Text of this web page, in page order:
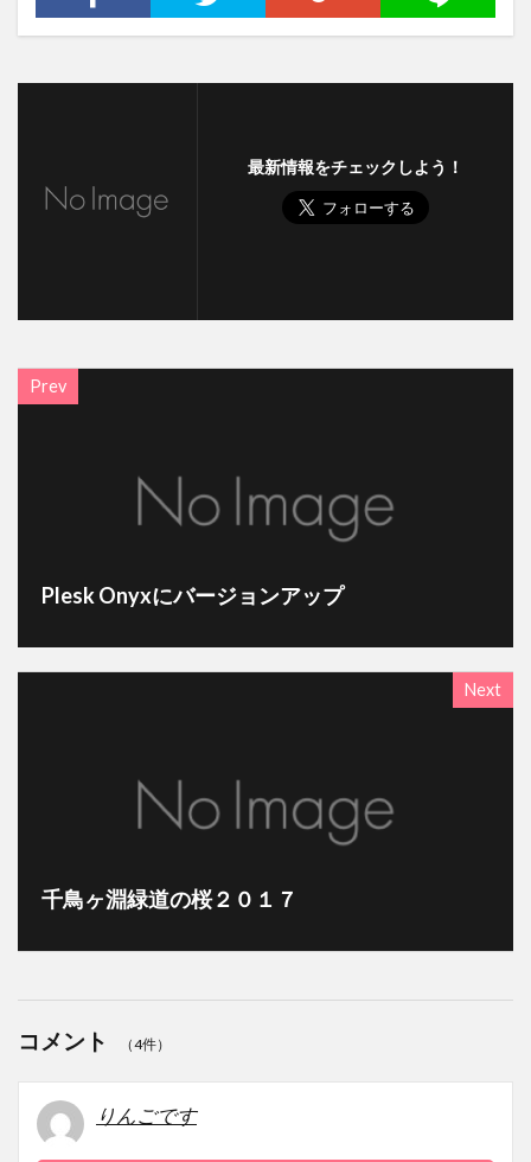
最新情報をチェックしよう！
Prev
Plesk Onyxにバージョンアップ
Next
千鳥ヶ淵緑道の桜２０１７
コメント （4件）
りんごです